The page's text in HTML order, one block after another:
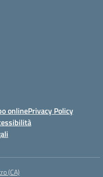
onlinePrivacy Policy
(CA)